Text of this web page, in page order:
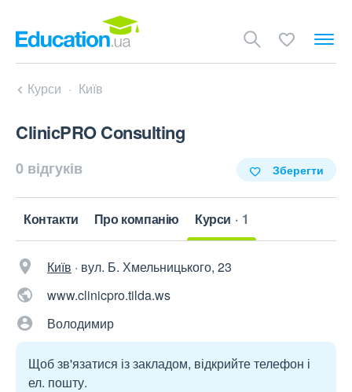
Курси Київ
ClinicPRO Consulting
0 відгуків Зберегти
Контакти Про компанію Курси 1
Київ · вул. Б. Хмельницького, 23
www.clinicpro.tilda.ws
Володимир
Щоб зв'язатися із закладом, відкрийте телефон і
ел. пошту.